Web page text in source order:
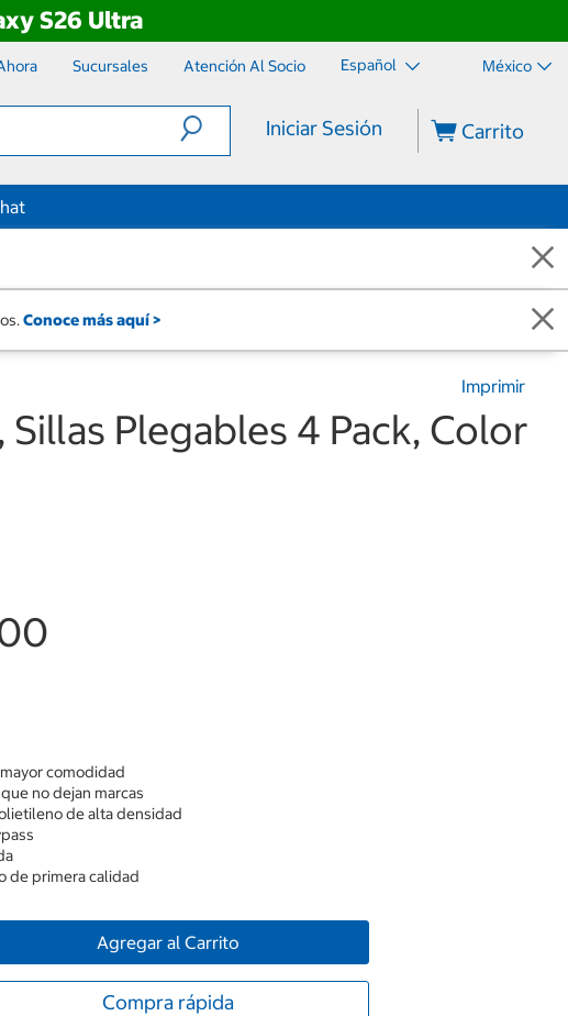
S26 Ultra
Sucursales Atención Al Socio Español México
Iniciar Sesión Carrito
Conoce más aquí >
Imprimir
Plegables 4 Pack, Color
comodidad
no dejan marcas
de alta densidad
de primera calidad
Agregar al Carrito
Compra rápida